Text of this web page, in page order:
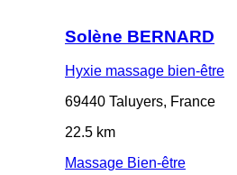
Solène BERNARD
Hyxie massage bien-être
69440 Taluyers, France
22.5 km
Massage Bien-être